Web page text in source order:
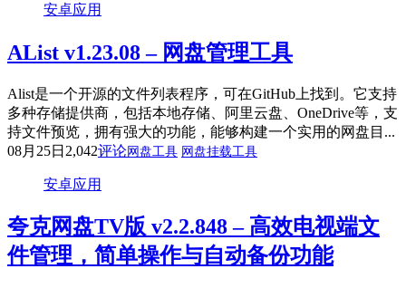
安卓应用
AList v1.23.08 – 网盘管理工具
Alist是一个开源的文件列表程序，可在GitHub上找到。它支持
多种存储提供商，包括本地存储、阿里云盘、OneDrive等，支
持文件预览，拥有强大的功能，能够构建一个实用的网盘目...
08月25日 2,042评论网盘工具 网盘挂载工具
安卓应用
夸克网盘TV版 v2.2.848 – 高效电视端文
件管理，简单操作与自动备份功能